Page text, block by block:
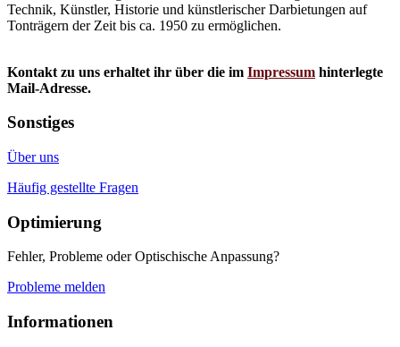
Technik, Künstler, Historie und künstlerischer Darbietungen auf
Tonträgern der Zeit bis ca. 1950 zu ermöglichen.
Kontakt zu uns erhaltet ihr über die im Impressum hinterlegte
Mail-Adresse.
Sonstiges
Über uns
Häufig gestellte Fragen
Optimierung
Fehler, Probleme oder Optischische Anpassung?
Probleme melden
Informationen